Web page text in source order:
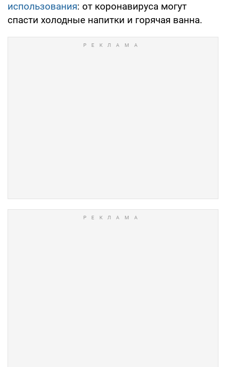
использования: от коронавируса могут
спасти холодные напитки и горячая ванна.